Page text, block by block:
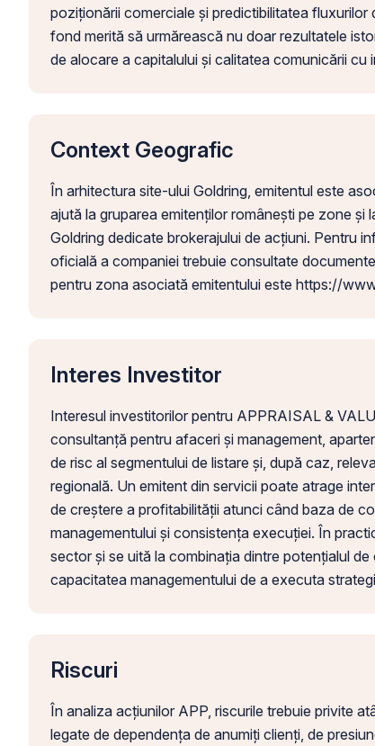
poziționării comerciale și predictibilitatea
fond merită să urmărească nu doar rezultatele
de alocare a capitalului și calitatea comunicării cu
Context Geografic
În arhitectura site-ului Goldring, emitentul este
ajută la gruparea emitenților românești pe zone și
Goldring dedicate brokerajului de acțiuni. Pentru
oficială a companiei trebuie consultate
pentru zona asociată emitentului este https://
Interes Investitor
Interesul investitorilor pentru APPRAISAL &
consultanță pentru afaceri și management,
de risc al segmentului de listare și, după caz,
regională. Un emitent din servicii poate atrage
de creștere a profitabilității atunci când baza de
managementului și consistența execuției. În
sector și se uită la combinația dintre potențialul
capacitatea managementului de a executa
Riscuri
În analiza acțiunilor APP, riscurile trebuie privite
legate de dependența de anumiți clienți, de